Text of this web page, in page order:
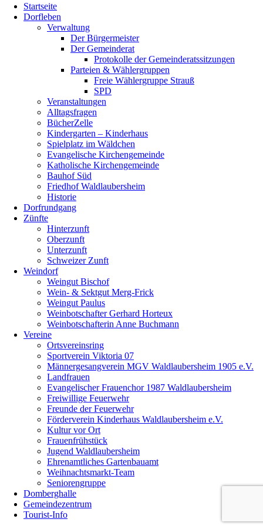
oben
scrollen
Startseite
Dorfleben
Verwaltung
Der Bürgermeister
Der Gemeinderat
Protokolle der Gemeinderatssitzungen
Parteien & Wählergruppen
Freie Wählergruppe Strauß
SPD
Veranstaltungen
Alltagsfragen
BücherZelle
Kindergarten – Kinderhaus
Spielplatz im Wäldchen
Evangelische Kirchengemeinde
Katholische Kirchengemeinde
Bauhof Süd
Friedhof Waldlaubersheim
Historie
Dorfrundgang
Zünfte
Hinterzunft
Oberzunft
Unterzunft
Schweizer Zunft
Weindorf
Weingut Bischof
Wein- & Sektgut Merg-Frick
Weingut Paulus
Weinbotschafter Gerhard Horteux
Weinbotschafterin Anne Buchmann
Vereine
Ortsvereinsring
Sportverein Viktoria 07
Männergesangverein MGV Waldlaubersheim 1905 e.V.
Landfrauen
Evangelischer Frauenchor 1987 Waldlaubersheim
Freiwillige Feuerwehr
Freunde der Feuerwehr
Förderverein Kinderhaus Waldlaubersheim e.V.
Kultur vor Ort
Frauenfrühstück
Jugend Waldlaubersheim
Ehrenamtliches Gartenbauamt
Weihnachtsmarkt-Team
Seniorengruppe
Domberghalle
Gemeindezentrum
Tourist-Info